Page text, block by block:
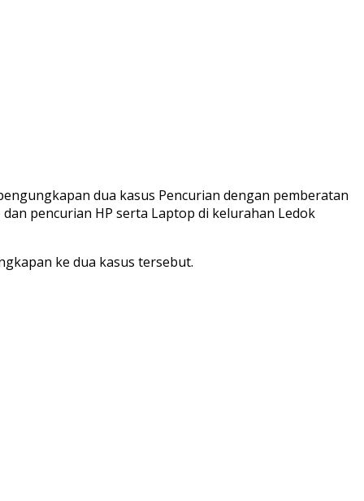
dua kasus Pencurian dengan pemberatan
pencurian HP serta Laptop di kelurahan Ledok
ke dua kasus tersebut.